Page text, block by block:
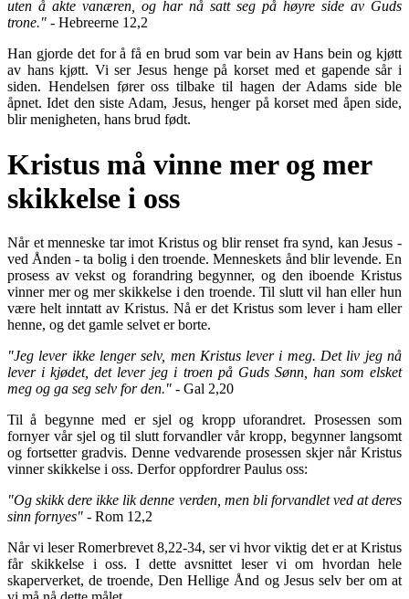
uten å akte vanæren, og har nå satt seg på høyre side av Guds
trone." - Hebreerne 12,2
Han gjorde det for å få en brud som var bein av Hans bein og kjøtt
av hans kjøtt. Vi ser Jesus henge på korset med et gapende sår i
siden. Hendelsen fører oss tilbake til hagen der Adams side ble
åpnet. Idet den siste Adam, Jesus, henger på korset med åpen side,
blir menigheten, hans brud født.
Kristus må vinne mer og mer
skikkelse i oss
Når et menneske tar imot Kristus og blir renset fra synd, kan Jesus -
ved Ånden - ta bolig i den troende. Menneskets ånd blir levende. En
prosess av vekst og forandring begynner, og den iboende Kristus
vinner mer og mer skikkelse i den troende. Til slutt vil han eller hun
være helt inntatt av Kristus. Nå er det Kristus som lever i ham eller
henne, og det gamle selvet er borte.
"Jeg lever ikke lenger selv, men Kristus lever i meg. Det liv jeg nå
lever i kjødet, det lever jeg i troen på Guds Sønn, han som elsket
meg og ga seg selv for den." - Gal 2,20
Til å begynne med er sjel og kropp uforandret. Prosessen som
fornyer vår sjel og til slutt forvandler vår kropp, begynner langsomt
og fortsetter gradvis. Denne vedvarende prosessen skjer når Kristus
vinner skikkelse i oss. Derfor oppfordrer Paulus oss:
"Og skikk dere ikke lik denne verden, men bli forvandlet ved at deres
sinn fornyes" - Rom 12,2
Når vi leser Romerbrevet 8,22-34, ser vi hvor viktig det er at Kristus
får skikkelse i oss. I dette avsnittet leser vi om hvordan hele
skaperverket, de troende, Den Hellige Ånd og Jesus selv ber om at